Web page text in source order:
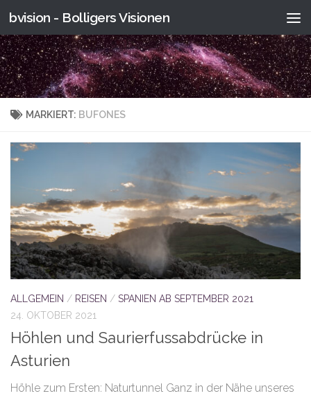
Skip to content
bvision - Bolligers Visionen
MARKIERT: BUFONES
ALLGEMEIN / REISEN / SPANIEN AB SEPTEMBER 2021
24. OKTOBER 2021
Höhlen und Saurierfussabdrücke in
Asturien
Höhle zum Ersten: Naturtunnel Ganz in der Nähe unseres